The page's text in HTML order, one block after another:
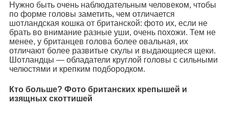
Нужно быть очень наблюдательным человеком, чтобы
по форме головы заметить, чем отличается
шотландская кошка от британской: фото их, если не
брать во внимание разные уши, очень похожи. Тем не
менее, у британцев голова более овальная, их
отличают более развитые скулы и выдающиеся щеки.
Шотландцы — обладатели круглой головы с сильными
челюстями и крепким подбородком.
Кто больше? Фото британских крепышей и
изящных скоттишей